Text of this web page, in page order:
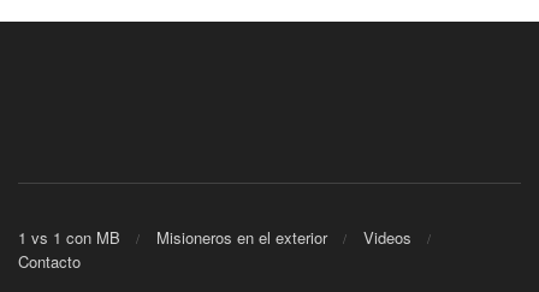
1 vs 1 con MB Misioneros en el exterior
Videos
Contacto